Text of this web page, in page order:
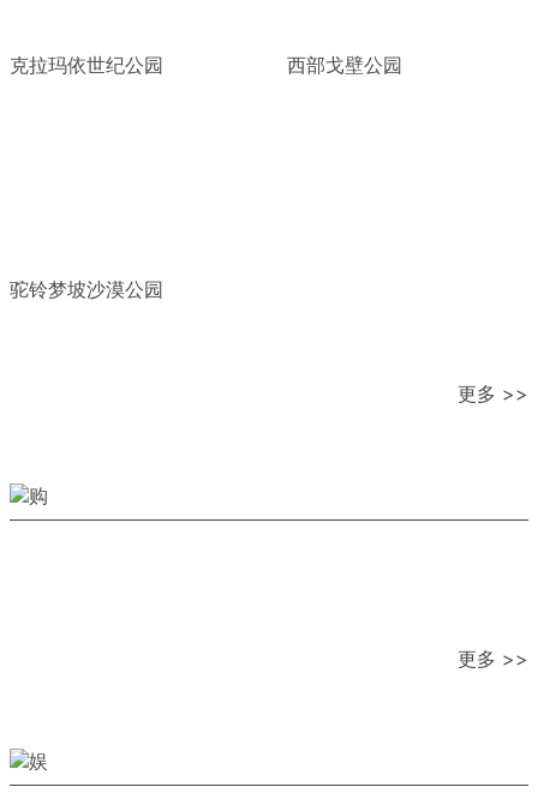
克拉玛依世纪公园 西部戈壁公园
驼铃梦坡沙漠公园
更多 >>
更多 >>